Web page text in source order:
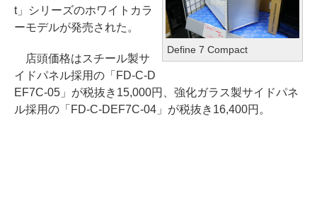
Define 7 Compact
t」シリーズのホワイトカラ
ーモデルが発売された。
店頭価格はスチール製サ
イドパネル採用の「FD-C-D
EF7C-05」が税抜き15,000円、強化ガラス製サイドパネ
ル採用の「FD-C-DEF7C-04」が税抜き16,400円。